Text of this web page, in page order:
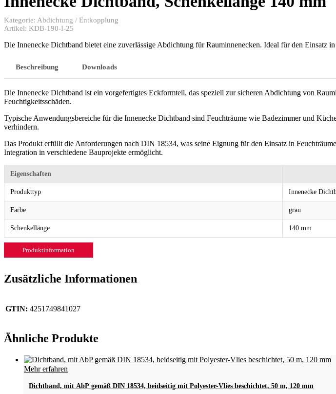
Kategorie: Abdichtung / Entkopplung
Artikel: KDB-190-I-25
Die Innenecke Dichtband bietet eine zuverlässige Abdichtung für Rauminnenecken. Ideal für den Einsatz
Beschreibung Downloads
Die Innenecke Dichtband ist ein vorgefertigtes Eckformteil, das speziell zur sicheren Abdichtung von
Feuchtigkeitsschäden.
Typische Anwendungsbereiche für die Innenecke Dichtband sind Feuchträume wie Badezimmer und
verhindern.
Das Produkt erfüllt die Anforderungen nach DIN 18534, was seine Eignung für den Einsatz in
Integration in verschiedene Bauprojekte ermöglicht.
Eigenschaften
Produkttyp Innenecke
Farbe grau
Schenkellänge 140 mm
Produktinformation
Zusätzliche Informationen
GTIN: 4251749841027
Ähnliche Produkte
Mehr erfahren
Dichtband, mit AbP gemäß DIN 18534, beidseitig mit Polyester-Vlies beschichtet, 50 m, 120 mm